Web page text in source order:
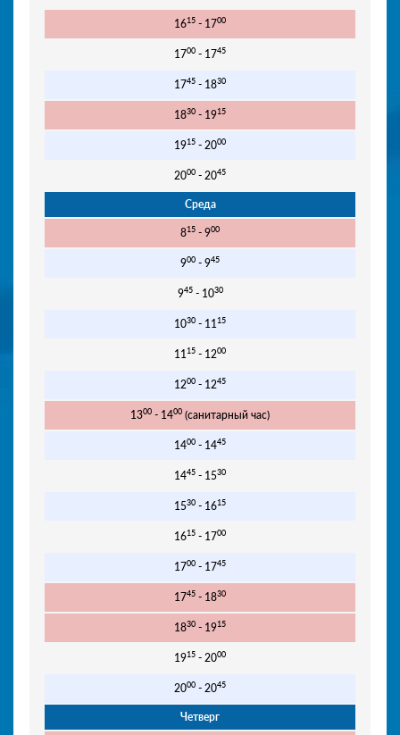
1615 - 1700
1700 - 1745
1745 - 1830
1830 - 1915
1915 - 2000
2000 - 2045
Среда
815 - 900
900 - 945
945- 1030
1030 - 11 15
11 15 - 1200
1200 - 1245
1300 - 1400 (санитарный час)
1400 - 1445
1445 - 1530
1530 - 1615
1615 - 1700
1700 - 1745
1745 - 1830
1830 - 1915
1915 - 2000
2000 - 2045
Четверг